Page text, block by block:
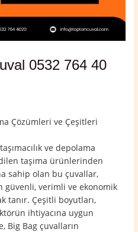
0532 764 40
Çözümleri ve Çeşitleri
ve depolama
taşıma ürünlerinden
sahip olan bu çuvallar,
güvenli, verimli ve ekonomik
tanır. Çeşitli boyutları,
ihtiyacına uygun
Big Bag çuvalların